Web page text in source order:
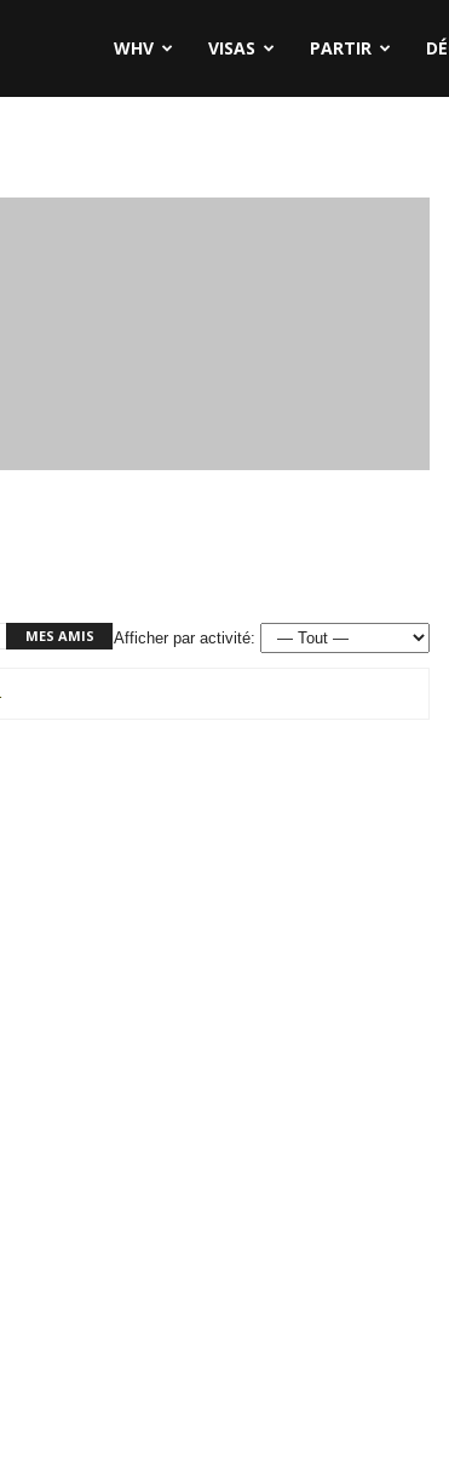
WHV VISAS PARTIR
MES AMIS Afficher par activité: